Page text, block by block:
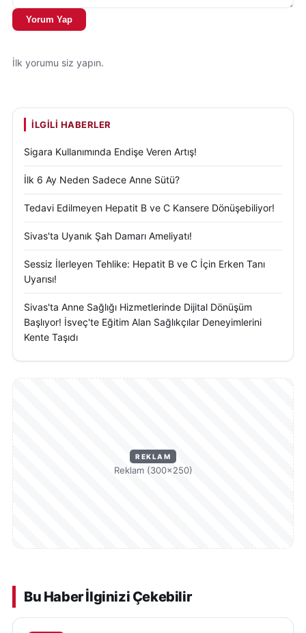
Yorum Yap
İlk yorumu siz yapın.
İLGILI HABERLER
Sigara Kullanımında Endişe Veren Artış!
İlk 6 Ay Neden Sadece Anne Sütü?
Tedavi Edilmeyen Hepatit B ve C Kansere Dönüşebiliyor!
Sivas'ta Uyanık Şah Damarı Ameliyatı!
Sessiz İlerleyen Tehlike: Hepatit B ve C İçin Erken Tanı
Uyarısı!
Sivas'ta Anne Sağlığı Hizmetlerinde Dijital Dönüşüm
Başlıyor! İsveç'te Eğitim Alan Sağlıkçılar Deneyimlerini
Kente Taşıdı
REKLAM
Reklam (300×250)
Bu Haber İlginizi Çekebilir